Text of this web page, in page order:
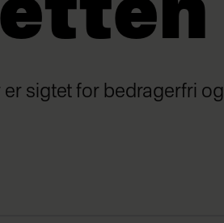
er sigtet for bedragerfri og